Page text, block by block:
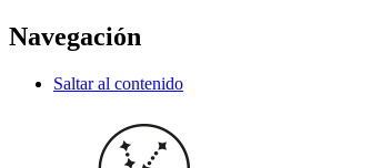
Navegación
Saltar al contenido